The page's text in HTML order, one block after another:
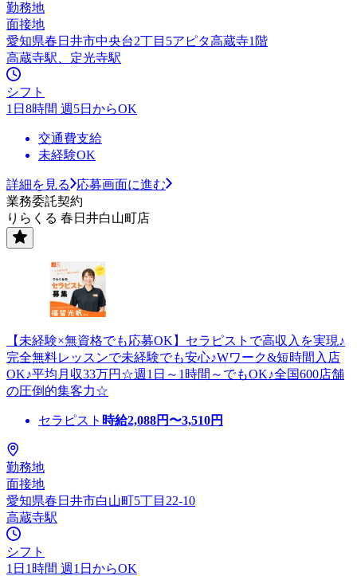
勤務地
面接地
愛知県春日井市中央台2丁目5アピタ高蔵寺1階
高蔵寺駅、定光寺駅
シフト
1日8時間 週5日からOK
交通費支給
未経験OK
詳細を見る
応募画面に進む
業務委託契約
りらくる 春日井白山町店
【未経験×無資格でも応募OK】セラピストで高収入を実現♪
完全無料レッスンで未経験でも安心♪Wワーク&短時間入店
OK♪平均月収33万円☆週1日～1時間～でもOK♪全国600店舗
の圧倒的集客力☆
セラピスト 時給2,088円〜3,510円
勤務地
面接地
愛知県春日井市白山町5丁目22-10
高蔵寺駅
シフト
1日1時間 週1日からOK